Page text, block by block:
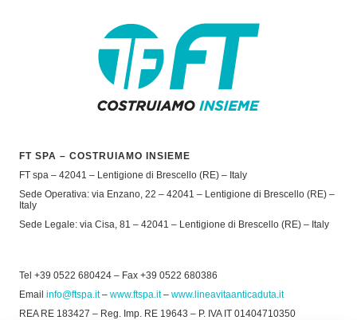
FT SPA – COSTRUIAMO INSIEME
FT spa – 42041 – Lentigione di Brescello (RE) – Italy
Sede Operativa: via Enzano, 22 – 42041 – Lentigione di Brescello (RE) –
Italy
Sede Legale: via Cisa, 81 – 42041 – Lentigione di Brescello (RE) – Italy
Tel +39 0522 680424 – Fax +39 0522 680386
Email info@ftspa.it– www.ftspa.it– www.lineavitaanticaduta.it
REA RE 183427 – Reg. Imp. RE 19643 – P. IVA IT 01404710350